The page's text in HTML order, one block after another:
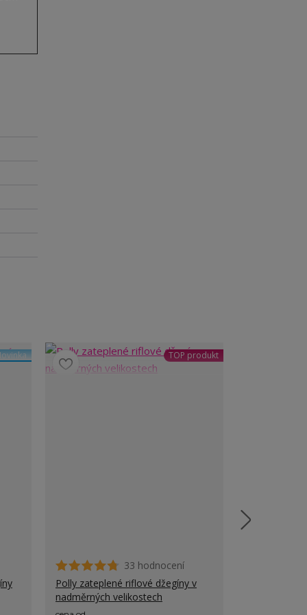
TOP produkt
33 hodnocení
Polly zateplené riflové džegíny v
nadměrných velikostech